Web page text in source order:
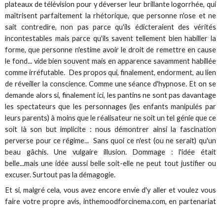
plateaux de télévision pour y déverser leur brillante logorrhée, qui
maîtrisent parfaitement la rhétorique, que personne n'ose et ne
sait contredire, non pas parce qu'ils édicteraient des vérités
incontestables mais parce qu'ils savent tellement bien habiller la
forme, que personne n'estime avoir le droit de remettre en cause
le fond... vide bien souvent mais en apparence savamment habillée
comme irréfutable. Des propos qui, finalement, endorment, au lien
de réveiller la conscience. Comme une séance d'hypnose. Et on se
demande alors si, finalement ici, les pantins ne sont pas davantage
les spectateurs que les personnages (les enfants manipulés par
leurs parents) à moins que le réalisateur ne soit un tel génie que ce
soit là son but implicite : nous démontrer ainsi la fascination
perverse pour ce régime... Sans quoi ce n'est (ou ne serait) qu'un
beau gâchis. Une vulgaire illusion. Dommage : l'idée était
belle...mais une idée aussi belle soit-elle ne peut tout justifier ou
excuser. Surtout pas la démagogie.
Et si, malgré cela, vous avez encore envie d'y aller et voulez vous
faire votre propre avis, inthemoodforcinema.com, en partenariat